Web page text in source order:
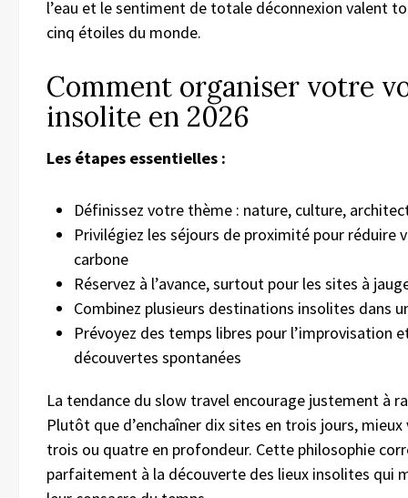
l’eau et le sentiment de totale déconnexion valent
cinq étoiles du monde.
Comment organiser votre
insolite en 2026
Les étapes essentielles :
Définissez votre thème : nature, culture,
Privilégiez les séjours de proximité pour réduire
carbone
Réservez à l’avance, surtout pour les sites à
Combinez plusieurs destinations insolites dans
Prévoyez des temps libres pour l’improvisation
découvertes spontanées
La tendance du slow travel encourage justement à
Plutôt que d’enchaîner dix sites en trois jours,
trois ou quatre en profondeur. Cette philosophie
parfaitement à la découverte des lieux insolites qui